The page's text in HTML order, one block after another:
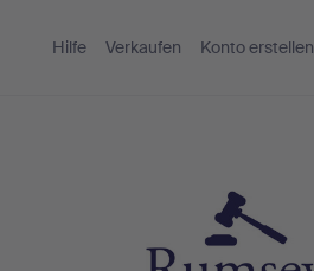
Hilfe Verkaufen Konto erstellen